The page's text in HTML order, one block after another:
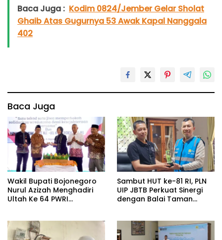
Baca Juga : Kodim 0824/Jember Gelar Sholat
Ghaib Atas Gugurnya 53 Awak Kapal Nanggala
402
Baca Juga
Wakil Bupati Bojonegoro
Nurul Azizah Menghadiri
Ultah Ke 64 PWRI
Sambut HUT ke-81 RI, PLN
UIP JBTB Perkuat Sinergi
dengan Balai Taman
SUTET 500 kV Paiton–
Watudodol/Kalipuro